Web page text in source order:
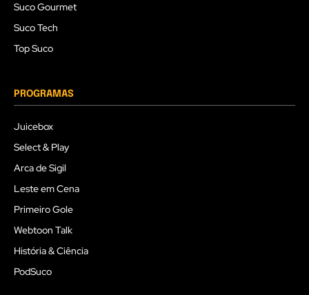
Suco Gourmet
Suco Tech
Top Suco
PROGRAMAS
Juicebox
Select & Play
Arca de Sigil
Leste em Cena
Primeiro Gole
Webtoon Talk
História & Ciência
PodSuco